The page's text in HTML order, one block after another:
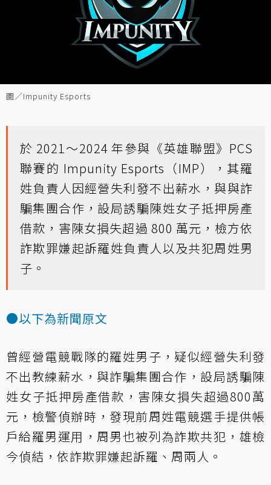
圖／Impunity Esports
於 2021～2024 年參與《英雄聯盟》PCS
聯賽的 Impunity Esports（IMP），其羅
姓負責人因經營失利發不出薪水，與與詐
騙集團合作，設局誘騙陳姓女子抵押房產
借款，害陳女損失超過 800 萬元，檢方依
詐欺罪嫌起訴羅姓負責人以及共犯周姓男
子。
●以下為新聞原文
曾經營電競戰隊的羅姓男子，疑似經營失利發
不出教練薪水，與詐騙集團合作，設局誘騙陳
姓女子抵押房產借款，害陳女損失超過800萬
元，檢警偵辦時，發現前周姓電競選手提供帳
戶給羅男運用，周男也被列為詐欺共犯，雄檢
今偵結，依詐欺罪嫌起訴羅、周兩人。